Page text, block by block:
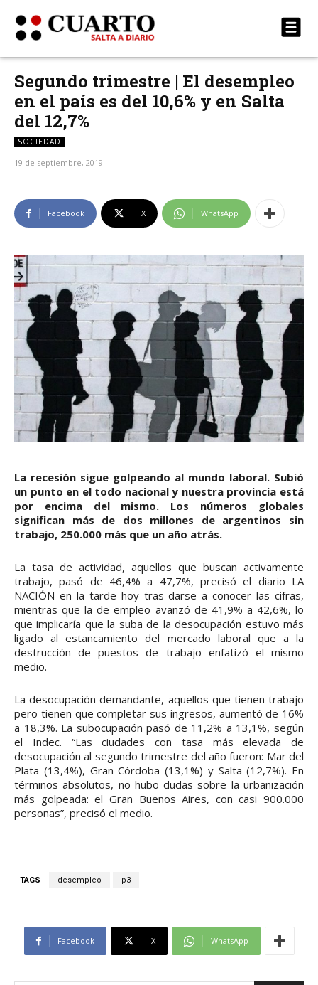
Segundo trimestre | El desempleo
en el país es del 10,6% y en Salta
del 12,7%
SOCIEDAD
19 de septiembre, 2019
Facebook X WhatsApp
La recesión sigue golpeando al mundo laboral. Subió
un punto en el todo nacional y nuestra provincia está
por encima del mismo. Los números globales
significan más de dos millones de argentinos sin
trabajo, 250.000 más que un año atrás.
La tasa de actividad, aquellos que buscan activamente
trabajo, pasó de 46,4% a 47,7%, precisó el diario LA
NACIÓN en la tarde hoy tras darse a conocer las cifras,
mientras que la de empleo avanzó de 41,9% a 42,6%, lo
que implicaría que la suba de la desocupación estuvo más
ligado al estancamiento del mercado laboral que a la
destrucción de puestos de trabajo enfatizó el mismo
medio.
La desocupación demandante, aquellos que tienen trabajo
pero tienen que completar sus ingresos, aumentó de 16%
a 18,3%. La subocupación pasó de 11,2% a 13,1%, según
el Indec. “Las ciudades con tasa más elevada de
desocupación al segundo trimestre del año fueron: Mar del
Plata (13,4%), Gran Córdoba (13,1%) y Salta (12,7%). En
términos absolutos, no hubo dudas sobre la urbanización
más golpeada: el Gran Buenos Aires, con casi 900.000
personas”, precisó el medio.
TAGS desempleo p3
Facebook X WhatsApp